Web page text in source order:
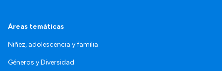
Áreas temáticas
Niñez, adolescencia y familia
Géneros y Diversidad